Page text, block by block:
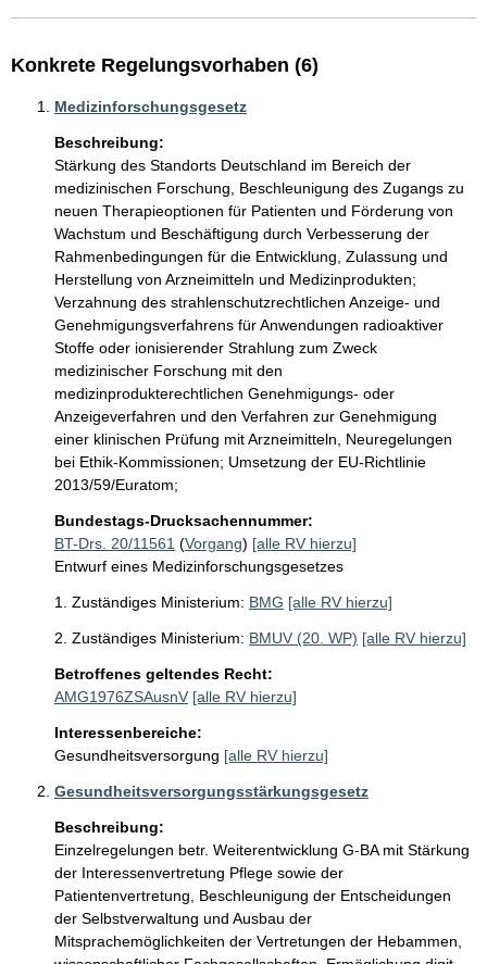
Konkrete Regelungsvorhaben (6)
Medizinforschungsgesetz
Beschreibung:
Stärkung des Standorts Deutschland im Bereich der
medizinischen Forschung, Beschleunigung des Zugangs zu
neuen Therapieoptionen für Patienten und Förderung von
Wachstum und Beschäftigung durch Verbesserung der
Rahmenbedingungen für die Entwicklung, Zulassung und
Herstellung von Arzneimitteln und Medizinprodukten;
Verzahnung des strahlenschutzrechtlichen Anzeige- und
Genehmigungsverfahrens für Anwendungen radioaktiver
Stoffe oder ionisierender Strahlung zum Zweck
medizinischer Forschung mit den
medizinprodukterechtlichen Genehmigungs- oder
Anzeigeverfahren und den Verfahren zur Genehmigung
einer klinischen Prüfung mit Arzneimitteln, Neuregelungen
bei Ethik-Kommissionen; Umsetzung der EU-Richtlinie
2013/59/Euratom;
Bundestags-Drucksachennummer:
BT-Drs. 20/11561 (Vorgang) [alle RV hierzu]
Entwurf eines Medizinforschungsgesetzes
1. Zuständiges Ministerium: BMG [alle RV hierzu]
2. Zuständiges Ministerium: BMUV (20. WP) [alle RV hierzu]
Betroffenes geltendes Recht:
AMG1976ZSAusnV [alle RV hierzu]
Interessenbereiche:
Gesundheitsversorgung [alle RV hierzu]
Gesundheitsversorgungsstärkungsgesetz
Beschreibung:
Einzelregelungen betr. Weiterentwicklung G-BA mit Stärkung
der Interessenvertretung Pflege sowie der
Patientenvertretung, Beschleunigung der Entscheidungen
der Selbstverwaltung und Ausbau der
Mitsprachemöglichkeiten der Vertretungen der Hebammen,